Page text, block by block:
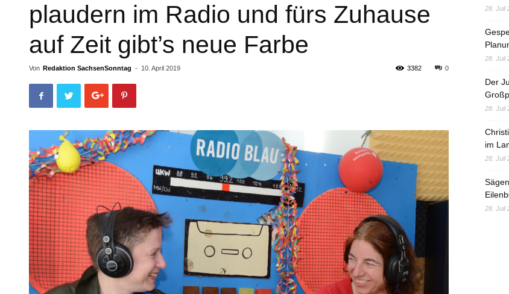
plaudern im Radio und fürs Zuhause
auf Zeit gibt’s neue Farbe
Von Redaktion SachsenSonntag - 10. April 2019 0
3382
28. Juli
28. Juli
Der
28. Juli
im
28. Juli
28. Juli